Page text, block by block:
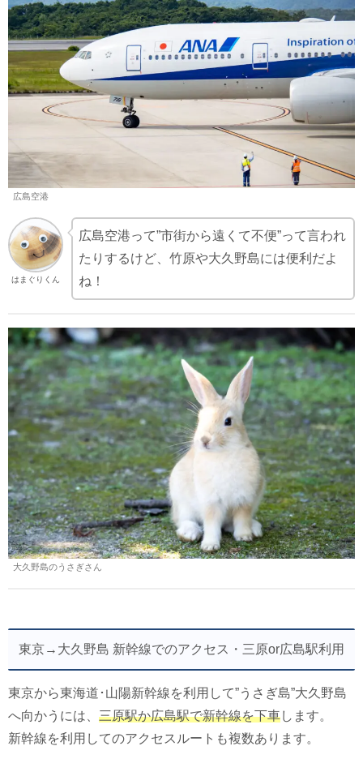
広島空港
はまぐりくん
広島空港って”市街から遠くて不便”って言われ
たりするけど、竹原や大久野島には便利だよ
ね！
大久野島のうさぎさん
東京→大久野島 新幹線でのアクセス・三原or広島駅利用
東京から東海道･山陽新幹線を利用して”うさぎ島”大久野島
へ向かうには、 三原駅か広島駅で新幹線を下車します。
新幹線を利用してのアクセスルートも複数あります。